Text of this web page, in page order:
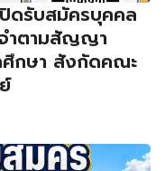
ดรับสมัครบุคคล
จำตามสัญญา
ศึกษา สังกัดคณะ